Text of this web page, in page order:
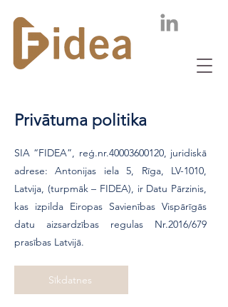
Privātuma politika
SIA “FIDEA”, reģ.nr.40003600120, juridiskā
adrese: Antonijas iela 5, Rīga, LV-1010,
Latvija, (turpmāk – FIDEA), ir Datu Pārzinis,
kas izpilda Eiropas Savienības Vispārīgās
datu aizsardzības regulas Nr.2016/679
prasības Latvijā.
Sīkdatnes